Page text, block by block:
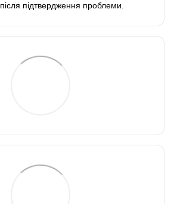
після підтвердження проблеми.